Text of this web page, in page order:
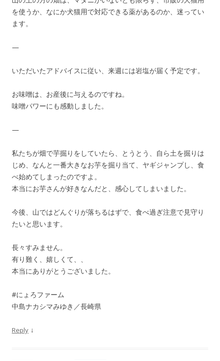
を使うか、なにか犬猫用で対応できる薬があるのか、迷ってい
ます。
—
いただいたアドバイスに従い、来週には岩塩が届く予定です。
お味噌は、お産後に与えるのですね。
味噌パワーにも感動しました。
—
私たちが畑で芋掘りをしていたら、とうとう、自ら土を掘りは
じめ、なんと一番大きなお芋を掘り当て、ヤギジャンプし、食
べ始めてしまったのですよ。
本当にお芋さんが好きなんだと、感心してしまいました。
今後、山ではどんぐりが落ちるはずで、食べ過ぎ注意で見守り
たいと思います。
長々すみません。
有り難く、嬉しくて、、
本当にありがとうございました。
#にょろファーム
中島ナカシマみゆき／長崎県
Reply ↓